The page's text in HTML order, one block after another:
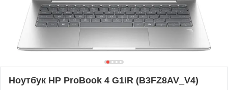
Ноутбук HP ProBook 4 G1iR (B3FZ8AV_V4)